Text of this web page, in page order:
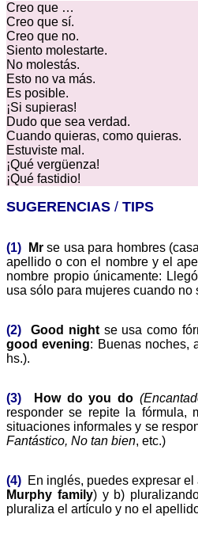
Creo que …
Creo que sí.
Creo que no.
Siento molestarte.
No molestás.
Esto no va más.
Es posible.
¡Si supieras!
Dudo que sea verdad.
Cuando quieras, como quieras.
Estuviste mal.
¡Qué vergüenza!
¡Qué fastidio!
SUGERENCIAS / TIPS
(1) Mrse usa para hombres
apellido o con el nombre y el
nombre propio únicamente:
usa sólo para mujeres cuando no
(2) Good nightse usa como
good evening: Buenas noches,
hs.).
(3) How do you do
responder se repite la fórmula,
situaciones informales y se
Fantástico, No tan bien, etc.)
(4) En inglés, puedes expresar
Murphy family) y b)
pluraliza el artículo y no el